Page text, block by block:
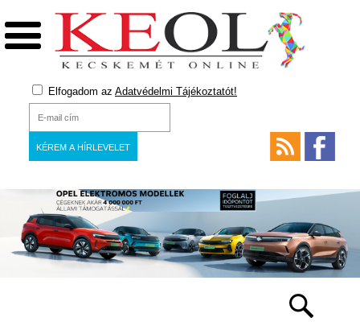
Elfogadom az Adatvédelmi Tájékoztatót!